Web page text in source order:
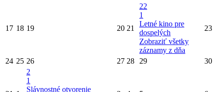
17 18 19 20 21
22
1
Letné kino pre
dospelých
Zobraziť všetky
záznamy z dňa
23
24 25 26 27 28 29 30
2
1
Slávnostné otvorenie